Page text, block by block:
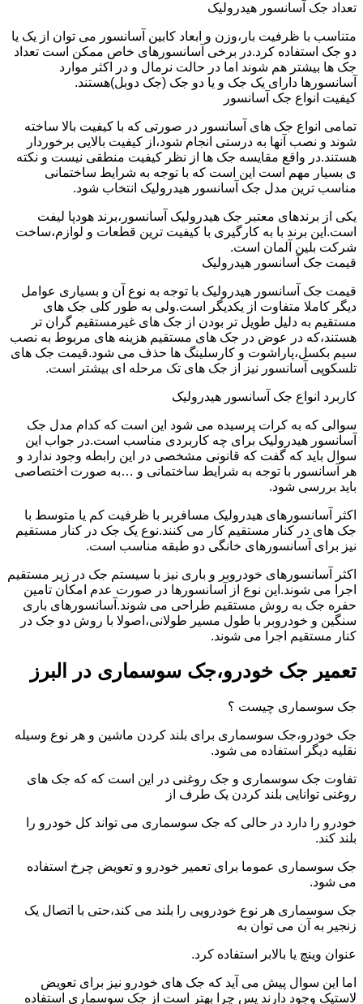
تعداد جک آسانسور هیدرولیک
متناسب با ظرفیت بار،وزن و ابعاد کابین آسانسور می توان از یک یا
دو جک استفاده کرد.در برخی آسانسورهای خاص ممکن است تعداد
جک ها بیشتر هم شوند اما در حالت نرمال و در اکثر موارد
آسانسورها دارای یک جک و یا دو جک (جک دوبل)هستند.
کیفیت انواع جک آسانسور
تمامی انواع جک های آسانسور در صورتی که با کیفیت بالا ساخته
شوند و نصب آنها به درستی انجام شود،از کیفیت بالایی برخوردار
هستند.در واقع مقایسه جک ها از نظر کیفیت منطقی نیست و نکته
ی بسیار مهم است این است که با توجه به شرایط ساختمانی
مناسب ترین مدل جک آسانسور هیدرولیک انتخاب شود.
یکی از برندهای معتبر جک هیدرولیک آسانسور،برند هودپا لیفت
است.این برند با به کارگیری با کیفیت ترین قطعات و لوازم،ساخت
شرکت بلین آلمان است.
قیمت جک آسانسور هیدرولیک
قیمت جک آسانسور هیدرولیک با توجه به نوع آن و بسیاری عوامل
دیگر کاملا متفاوت از یکدیگر است.ولی به طور کلی جک های
مستقیم به دلیل طویل تر بودن از جک های غیرمستقیم گران تر
هستند،که در عوض در جک های مستقیم هزینه های مربوط به نصب
سیم بکسل،پاراشوت و کارسلینگ ها حذف می شود.قیمت جک های
تلسکوپی آسانسور نیز از جک های تک مرحله ای بیشتر است.
کاربرد انواع جک آسانسور هیدرولیک
سوالی که به کرات پرسیده می شود این است که کدام مدل جک
آسانسور هیدرولیک برای چه کاربردی مناسب است.در جواب این
سوال باید که گفت که قانونی مشخصی در این رابطه وجود ندارد و
هر آسانسور با توجه به شرایط ساختمانی و …به صورت اختصاصی
باید بررسی شود.
اکثر آسانسورهای هیدرولیک مسافربر با ظرفیت کم یا متوسط با
جک های در کنار مستقیم کار می کنند.نوع یک جک در کنار مستقیم
نیز برای آسانسورهای خانگی دو طبقه مناسب است.
اکثر آسانسورهای خودروبر و باری نیز با سیستم جک در زیر مستقیم
اجرا می شوند.این نوع از آسانسورها در صورت عدم امکان تامین
حفره جک به روش مستقیم طراحی می شوند.آسانسورهای باری
سنگین و خودروبر با طول مسیر طولانی،اصولا با روش دو جک در
کنار مستقیم اجرا می شوند.
تعمیر جک خودرو،جک سوسماری در البرز
جک سوسماری چیست ؟
جک خودرو،جک سوسماری برای بلند کردن ماشین و هر نوع وسیله
نقلیه دیگر استفاده می شود.
تفاوت جک سوسماری و جک روغنی در این است که که جک های
روغنی توانایی بلند کردن یک طرف از
خودرو را دارد در حالی که جک سوسماری می تواند کل خودرو را
بلند کند.
جک سوسماری عموما برای تعمیر خودرو و تعویض چرخ استفاده
می شود.
جک سوسماری هر نوع خودرویی را بلند می کند،حتی با اتصال یک
زنجیر به آن می توان به
عنوان وینچ یا بالابر استفاده کرد.
اما این سوال پیش می آید که جک های خودرو نیز برای تعویض
لاستیک وجود دارند پس چرا بهتر است از جک سوسماری استفاده